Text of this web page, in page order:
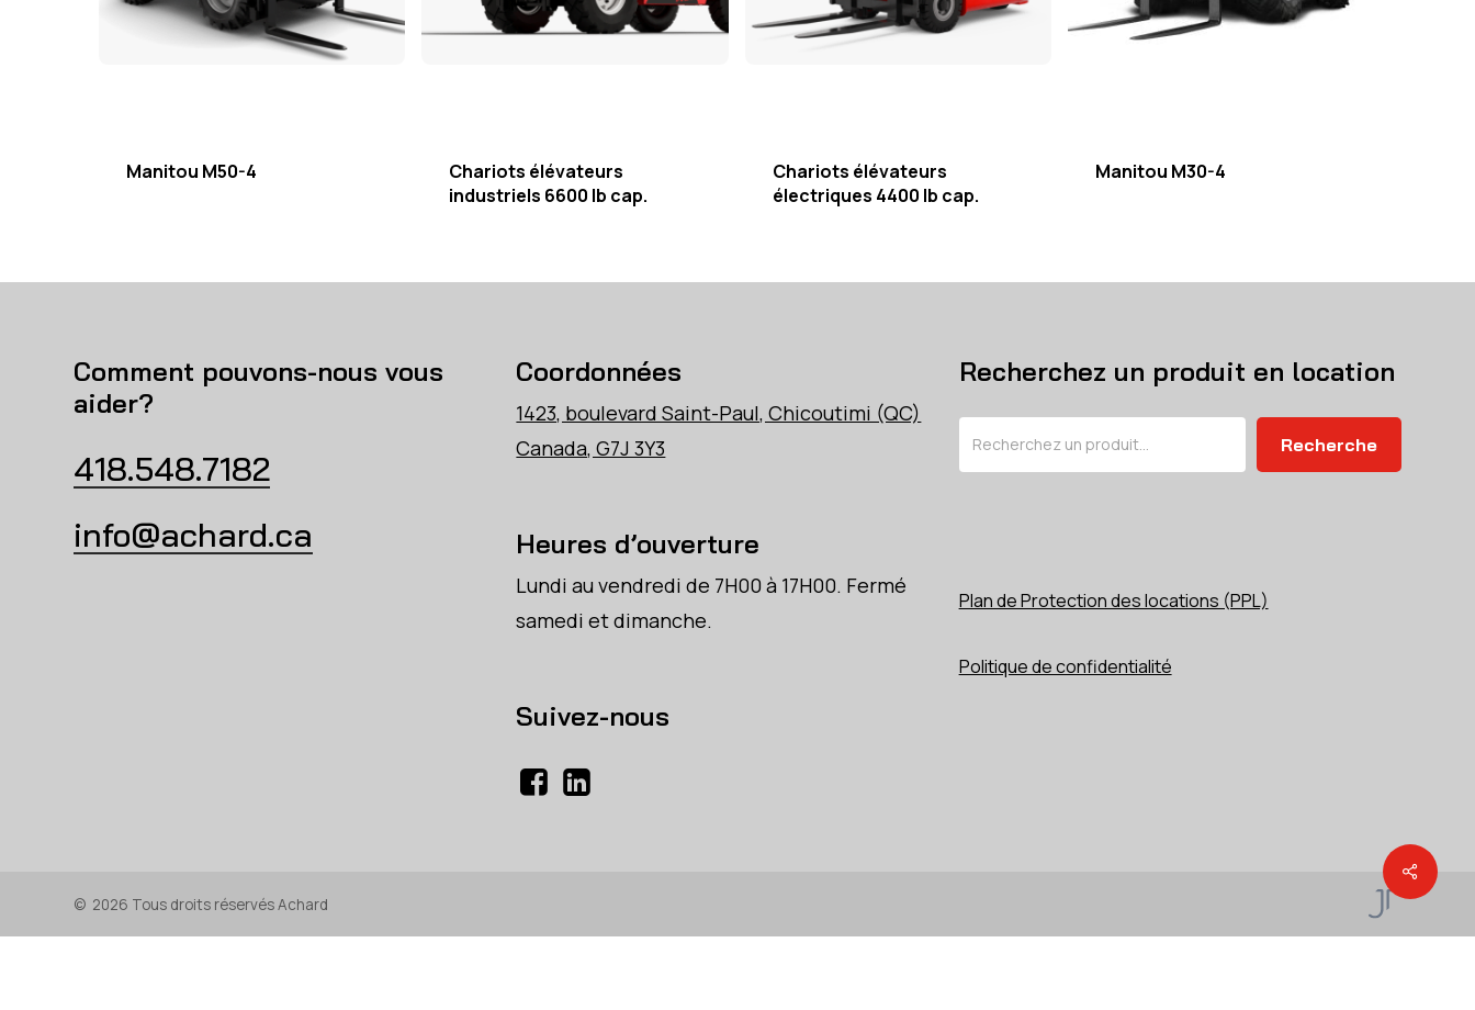
Manitou M50-4
Chariots élévateurs
industriels 6600 lb cap.
Chariots élévateurs
électriques 4400 lb cap.
Manitou M30-4
Comment pouvons-nous vous
aider?
418.548.7182
info@achard.ca
Coordonnées
1423, boulevard Saint-Paul, Chicoutimi (QC)
Canada, G7J 3Y3
Heures d’ouverture
Lundi au vendredi de 7H00 à 17H00. Fermé
samedi et dimanche.
Suivez-nous
Recherchez un produit en location
Recherche
Plan de Protection des locations (PPL)
Politique de confidentialité
© 2026 Tous droits réservés Achard
Share